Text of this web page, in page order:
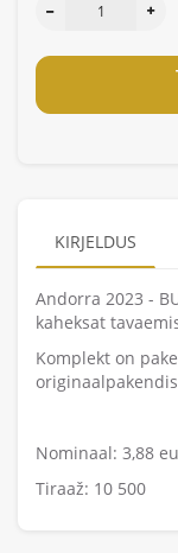
KIRJELDUS
Andorra 2023 -
kaheksat
Komplekt on
Nominaal: 3,88
Tiraaž: 10 500